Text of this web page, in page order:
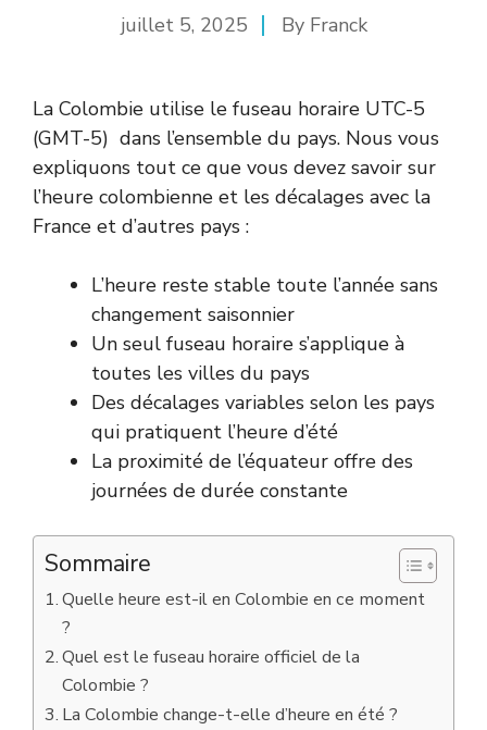
juillet 5, 2025 By Franck
La Colombie utilise le fuseau horaire UTC-5
(GMT-5) dans l’ensemble du pays. Nous vous
expliquons tout ce que vous devez savoir sur
l’heure colombienne et les décalages avec la
France et d’autres pays :
L’heure reste stable toute l’année sans
changement saisonnier
Un seul fuseau horaire s’applique à
toutes les villes du pays
Des décalages variables selon les pays
qui pratiquent l’heure d’été
La proximité de l’équateur offre des
journées de durée constante
Sommaire
Quelle heure est-il en Colombie en ce moment
?
Quel est le fuseau horaire officiel de la
Colombie ?
La Colombie change-t-elle d’heure en été ?